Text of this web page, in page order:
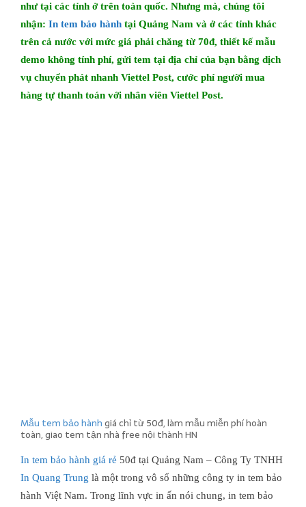
như tại các tỉnh ở trên toàn quốc. Nhưng mà, chúng tôi
nhận: In tem bảo hành tại Quảng Nam và ở các tỉnh khác
trên cả nước với mức giá phải chăng từ 70đ, thiết kế mẫu
demo không tính phí, gửi tem tại địa chỉ của bạn bằng dịch
vụ chuyển phát nhanh Viettel Post, cước phí người mua
hàng tự thanh toán với nhân viên Viettel Post.
Mẫu tem bảo hànhgiá chỉ từ 50đ, làm mẫu miễn phí hoàn
toàn, giao tem tận nhà free nội thành HN
In tem bảo hành giá rẻ 50đ tại Quảng Nam – Công Ty TNHH
In Quang Trung là một trong vô số những công ty in tem bảo
hành Việt Nam. Trong lĩnh vực in ấn nói chung, in tem bảo